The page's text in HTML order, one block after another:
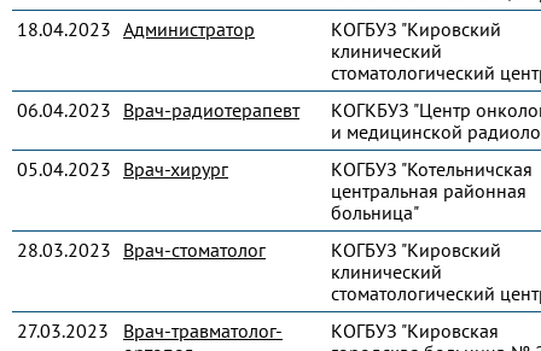
18.04.2023 Администратор
КОГБУЗ "Кировский
клинический
стоматологический
06.04.2023 Врач-радиотерапевт
КОГКБУЗ "Центр
и медицинской
05.04.2023 Врач-хирург
КОГБУЗ "Котельничская
центральная районная
больница"
28.03.2023 Врач-стоматолог
КОГБУЗ "Кировский
клинический
стоматологический
27.03.2023
Врач-травматолог-
КОГБУЗ "Кировская